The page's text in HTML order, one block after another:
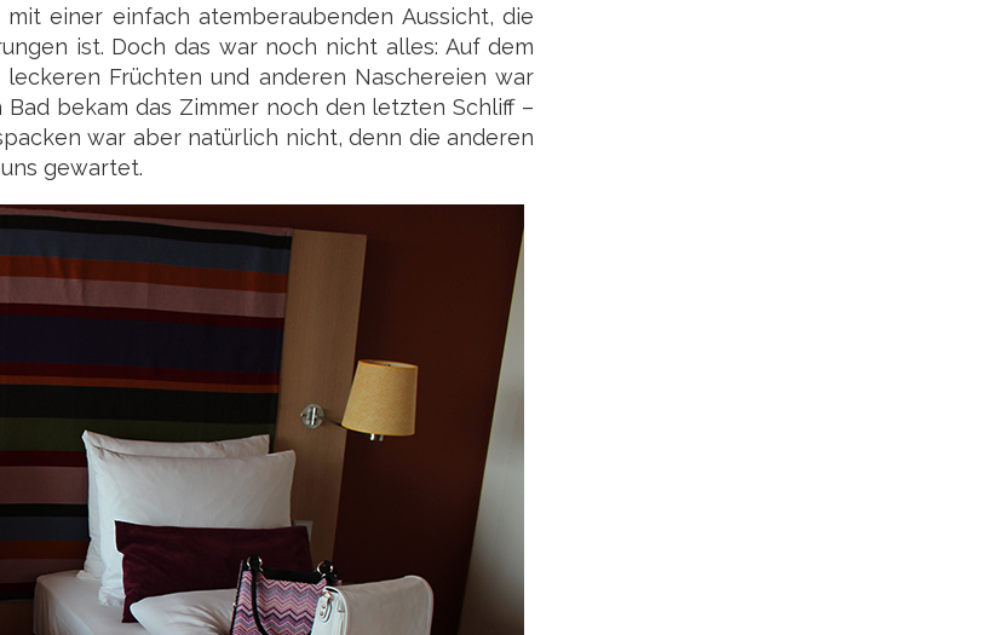
einer einfach atemberaubenden Aussicht, die
ist. Doch das war noch nicht alles: Auf dem
Früchten und anderen Naschereien war
bekam das Zimmer noch den letzten Schliff –
war aber natürlich nicht, denn die anderen
gewartet.